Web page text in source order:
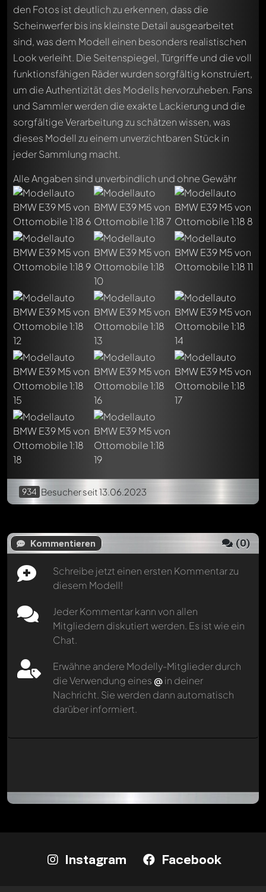
den Fotos ist deutlich zu erkennen, dass die
Scheinwerfer bis ins kleinste Detail ausgearbeitet
sind, was dem Modell einen besonders realistischen
Look verleiht. Die Seitenspiegel, Türgriffe und die voll
funktionsfähigen Räder wurden sorgfältig konstruiert,
um die Authentizität des Modells hervorzuheben. Fans
und Sammler werden die exakte Lackierung und die
sorgfältige Verarbeitung zu schätzen wissen, was
dieses Modell zu einem unverzichtbaren Stück in
jeder Sammlung macht.
Alle Angaben sind unverbindlich und ohne Gewähr
934 Besucherseit 13.06.2023
Kommentieren (0)
Schreibe jetzt einen ersten Kommentar zu
diesem Modell!
Jeder Kommentar kann von allen
Mitgliedern diskutiert werden. Es ist wie ein
Chat.
Erwähne andere Modelly-Mitglieder durch
die Verwendung eines @in deiner
Nachricht. Sie werden dann automatisch
darüber informiert.
Schreibe jetzt einen ersten Kommentar zu diesem Modell!
Jeder Kommentar kann von allen Mitgliedern diskutiert
werden. Es ist wie ein Chat.
Erwähne andere Modelly-Mitglieder durch die
Verwendung eines
@in deiner Nachricht. Sie werden dann
automatisch darüber informiert.
Instagram Facebook